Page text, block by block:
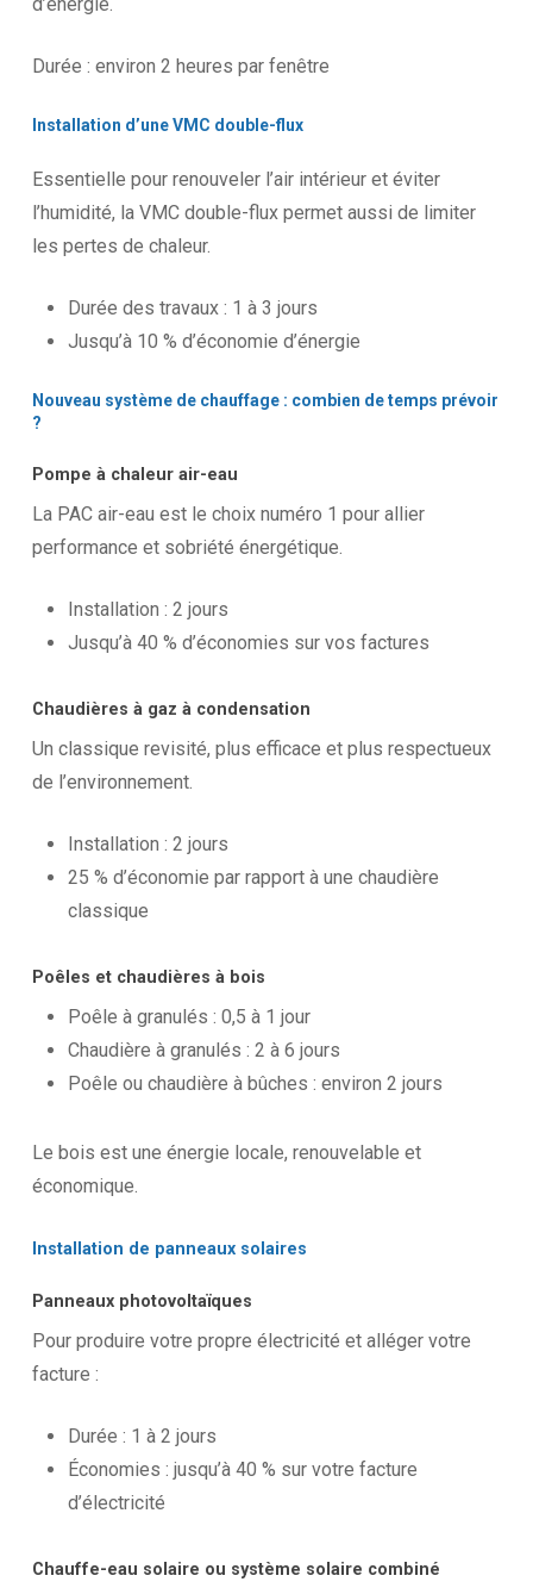
Durée : environ 2 heures par fenêtre
Installation d’uneVMC double-flux
Essentielle pour renouveler l’air intérieur et éviter
l’humidité, la VMC double-flux permet aussi de limiter
les pertes de chaleur.
Durée des travaux : 1 à 3 jours
Jusqu’à 10 % d’économie d’énergie
Nouveau système de chauffage : combien detemps prévoir
?
Pompe à chaleur air-eau
La PAC air-eau est le choix numéro 1 pour allier
performance et sobriété énergétique.
Installation : 2 jours
Jusqu’à 40 % d’économies sur vos factures
Chaudières à gaz à condensation
Un classique revisité, plus efficace et plus respectueux
de l’environnement.
Installation : 2 jours
25 % d’économie par rapport à une chaudière
classique
Poêles et chaudières à bois
Poêle à granulés : 0,5 à 1 jour
Chaudière à granulés : 2 à 6 jours
Poêle ou chaudière à bûches : environ 2 jours
Le bois est une énergie locale, renouvelable et
économique.
Installation de panneaux solaires
Panneaux photovoltaïques
Pour produire votre propre électricité et alléger votre
facture :
Durée : 1 à 2 jours
Économies : jusqu’à 40 % sur votre facture
d’électricité
Chauffe-eau solaire ou système solaire combiné